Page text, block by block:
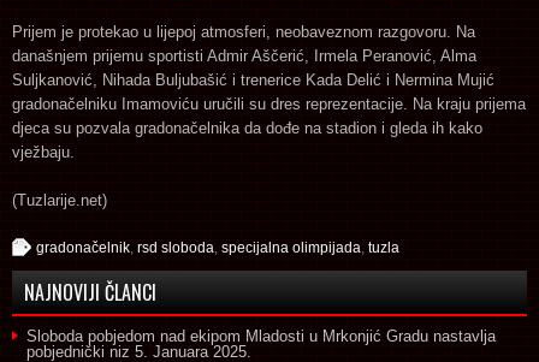
Prijem je protekao u lijepoj atmosferi, neobaveznom razgovoru. Na
današnjem prijemu sportisti Admir Aščerić, Irmela Peranović, Alma
Suljkanović, Nihada Buljubašić i trenerice Kada Delić i Nermina Mujić
gradonačelniku Imamoviću uručili su dres reprezentacije. Na kraju prijema
djeca su pozvala gradonačelnika da dođe na stadion i gleda ih kako
vježbaju.
(Tuzlarije.net)
gradonačelnik rsd sloboda specijalna olimpijada tuzla
NAJNOVIJI ČLANCI
Sloboda pobjedom nad ekipom Mladosti u Mrkonjić Gradu nastavlja
pobjednički niz 5. Januara 2025.